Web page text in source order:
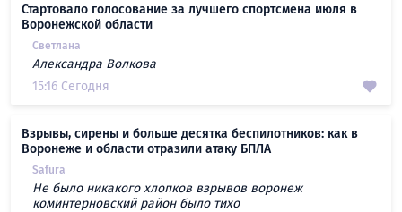
Стартовало голосование за лучшего спортсмена июля в
Воронежской области
Светлана
Александра Волкова
15:16 Сегодня
Взрывы, сирены и больше десятка беспилотников: как в
Воронеже и области отразили атаку БПЛА
Safura
Не было никакого хлопков взрывов воронеж
коминтерновский район было тихо